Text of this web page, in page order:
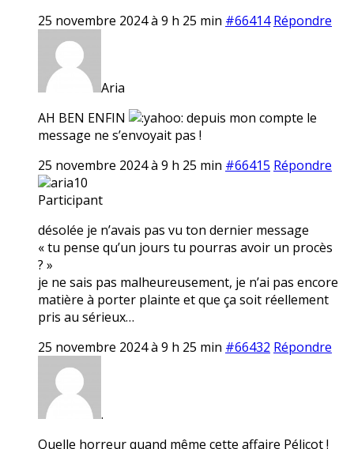
25 novembre 2024 à 9 h 25 min #66414 Répondre
Aria
AH BEN ENFIN
depuis mon compte le
message ne s’envoyait pas !
25 novembre 2024 à 9 h 25 min #66415 Répondre
aria10
Participant
désolée je n’avais pas vu ton dernier message
« tu pense qu’un jours tu pourras avoir un procès
? »
je ne sais pas malheureusement, je n’ai pas encore
matière à porter plainte et que ça soit réellement
pris au sérieux…
25 novembre 2024 à 9 h 25 min #66432 Répondre
.
Quelle horreur quand même cette affaire Pélicot !